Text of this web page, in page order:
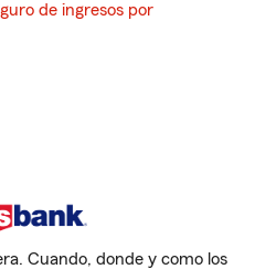
de ingresos por
Cuando, donde y como los